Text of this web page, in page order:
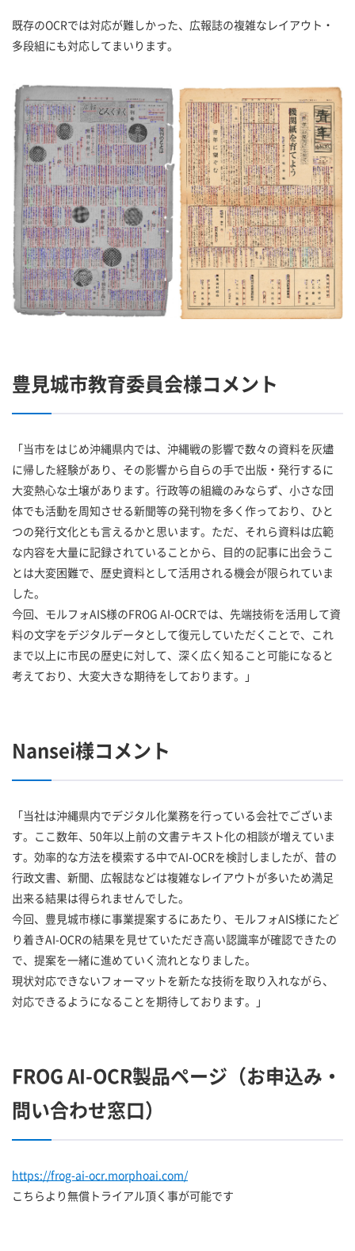
既存のOCRでは対応が難しかった、広報誌の複雑なレイアウト・
多段組にも対応してまいります。
豊見城市教育委員会様コメント
「当市をはじめ沖縄県内では、沖縄戦の影響で数々の資料を灰燼
に帰した経験があり、その影響から自らの手で出版・発行するに
大変熱心な土壌があります。行政等の組織のみならず、小さな団
体でも活動を周知させる新聞等の発刊物を多く作っており、ひと
つの発行文化とも言えるかと思います。ただ、それら資料は広範
な内容を大量に記録されていることから、目的の記事に出会うこ
とは大変困難で、歴史資料として活用される機会が限られていま
した。
今回、モルフォAIS様のFROG AI-OCRでは、先端技術を活用して資
料の文字をデジタルデータとして復元していただくことで、これ
まで以上に市民の歴史に対して、深く広く知ること可能になると
考えており、大変大きな期待をしております。」
Nansei様コメント
「当社は沖縄県内でデジタル化業務を行っている会社でございま
す。ここ数年、50年以上前の文書テキスト化の相談が増えていま
す。効率的な方法を模索する中でAI-OCRを検討しましたが、昔の
行政文書、新聞、広報誌などは複雑なレイアウトが多いため満足
出来る結果は得られませんでした。
今回、豊見城市様に事業提案するにあたり、モルフォAIS様にたど
り着きAI-OCRの結果を見せていただき高い認識率が確認できたの
で、提案を一緒に進めていく流れとなりました。
現状対応できないフォーマットを新たな技術を取り入れながら、
対応できるようになることを期待しております。」
FROG AI-OCR製品ページ（お申込み・
問い合わせ窓口）
https://frog-ai-ocr.morphoai.com/
こちらより無償トライアル頂く事が可能です